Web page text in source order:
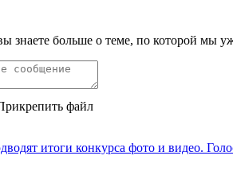
знаете больше о теме, по которой
файл
итоги конкурса фото и видео.